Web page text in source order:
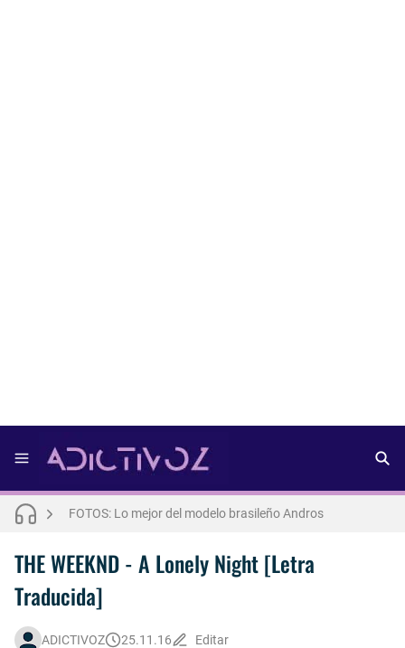
FOTOS: Lo mejor del modelo brasileño Andros
THE WEEKND - Nothing Without You [Letra Trtaducida]
THE WEEKND - A Lonely Night [Letra
Traducida]
ADICTIVOZ 25.11.16 Editar